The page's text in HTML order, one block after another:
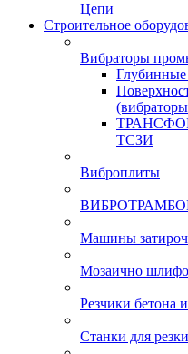
Цепи
Строительное
Вибраторы
ТСЗИ
Виброплиты
Машины
Мозаично
Резчики бетона
Станки для